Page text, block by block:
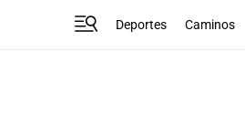
Deportes Caminos